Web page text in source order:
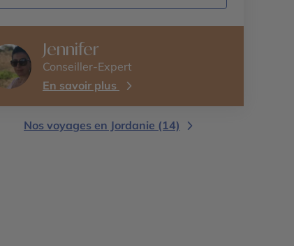
Jennifer
Conseiller-Expert
En savoir plus
Nos voyages en Jordanie (14)